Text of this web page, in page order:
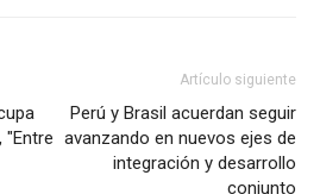
"Entre
Artículo siguiente
Perú y Brasil acuerdan seguir
avanzando en nuevos ejes de
integración y desarrollo
conjunto